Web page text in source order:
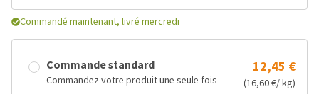
Commandé maintenant, livré mercredi
Commande standard
Commandez votre produit une seule fois
12,45 €
(16,60 €/ kg)